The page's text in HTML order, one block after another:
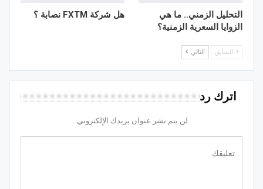
التحليل الزمني.. ما هي
الزوايا السعرية الزمنية؟
هل شركة FXTM نصابة ؟
السابق التالي
اترك رد
لن يتم نشر عنوان بريدك الإلكتروني.